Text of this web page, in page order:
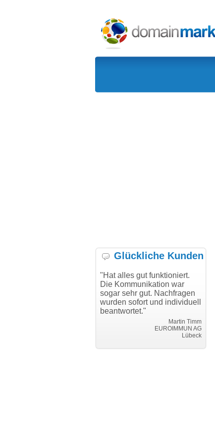
Glückliche Kunden
"Hat alles gut funktioniert.
Die Kommunikation war
sogar sehr gut. Nachfragen
wurden sofort und individuell
beantwortet."
Martin Timm
EUROIMMUN AG
Lübeck